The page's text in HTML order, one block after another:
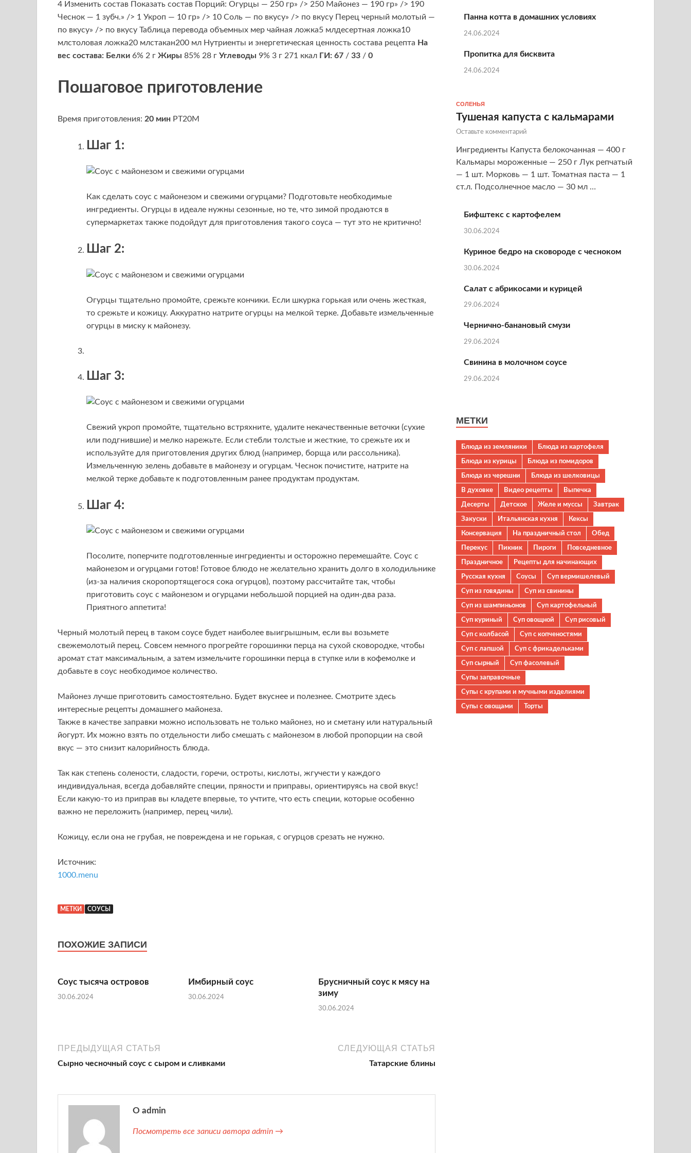
4 Изменить состав Показать состав Порций: Огурцы — 250 гр» /> 250 Майонез — 190 гр» /> 190
Чеснок — 1 зубч.» /> 1 Укроп — 10 гр» /> 10 Соль — по вкусу» /> по вкусу Перец черный молотый —
по вкусу» /> по вкусу Таблица перевода объемных мер чайная ложка5 млдесертная ложка10
млстоловая ложка20 млстакан200 мл Нутриенты и энергетическая ценность состава рецепта На
вес состава: Белки 6% 2 г Жиры 85% 28 г Углеводы 9% 3 г 271 ккал ГИ: 67 / 33 / 0
Пошаговое приготовление
Время приготовления: 20 мин PT20M
Шаг 1:
Как сделать соус с майонезом и свежими огурцами? Подготовьте необходимые
ингредиенты. Огурцы в идеале нужны сезонные, но те, что зимой продаются в
супермаркетах также подойдут для приготовления такого соуса — тут это не критично!
Шаг 2:
Огурцы тщательно промойте, срежьте кончики. Если шкурка горькая или очень жесткая,
то срежьте и кожицу. Аккуратно натрите огурцы на мелкой терке. Добавьте измельченные
огурцы в миску к майонезу.
Шаг 3:
Свежий укроп промойте, тщательно встряхните, удалите некачественные веточки (сухие
или подгнившие) и мелко нарежьте. Если стебли толстые и жесткие, то срежьте их и
используйте для приготовления других блюд (например, борща или рассольника).
Измельченную зелень добавьте в майонезу и огурцам. Чеснок почистите, натрите на
мелкой терке добавьте к подготовленным ранее продуктам продуктам.
Шаг 4:
Посолите, поперчите подготовленные ингредиенты и осторожно перемешайте. Соус с
майонезом и огурцами готов! Готовое блюдо не желательно хранить долго в холодильнике
(из-за наличия скоропортящегося сока огурцов), поэтому рассчитайте так, чтобы
приготовить соус с майонезом и огурцами небольшой порцией на один-два раза.
Приятного аппетита!
Черный молотый перец в таком соусе будет наиболее выигрышным, если вы возьмете
свежемолотый перец. Совсем немного прогрейте горошинки перца на сухой сковородке, чтобы
аромат стат максимальным, а затем измельчите горошинки перца в ступке или в кофемолке и
добавьте в соус необходимое количество.
Майонез лучше приготовить самостоятельно. Будет вкуснее и полезнее. Смотрите здесь
интересные рецепты домашнего майонеза.
Также в качестве заправки можно использовать не только майонез, но и сметану или натуральный
йогурт. Их можно взять по отдельности либо смешать с майонезом в любой пропорции на свой
вкус — это снизит калорийность блюда.
Так как степень солености, сладости, горечи, остроты, кислоты, жгучести у каждого
индивидуальная, всегда добавляйте специи, пряности и приправы, ориентируясь на свой вкус!
Если какую-то из приправ вы кладете впервые, то учтите, что есть специи, которые особенно
важно не переложить (например, перец чили).
Кожицу, если она не грубая, не повреждена и не горькая, с огурцов срезать не нужно.
Источник:
1000.menu
МЕТКИ СОУСЫ
ПОХОЖИЕ ЗАПИСИ
Соус тысяча островов
30.06.2024
Имбирный соус
30.06.2024
Брусничный соус к мясу на
зиму
30.06.2024
ПРЕДЫДУЩАЯ СТАТЬЯ
Сырно чесночный соус с сыром и сливками
СЛЕДУЮЩАЯ СТАТЬЯ
Татарские блины
О admin
Посмотреть все записи автора admin →
Панна котта в домашних условиях
24.06.2024
Пропитка для бисквита
24.06.2024
СОЛЕНЬЯ
Тушеная капуста с кальмарами
Оставьте комментарий
Ингредиенты Капуста белокочанная — 400 г
Кальмары мороженные — 250 г Лук репчатый
— 1 шт. Морковь — 1 шт. Томатная паста — 1
ст.л. Подсолнечное масло — 30 мл …
Бифштекс с картофелем
30.06.2024
Куриное бедро на сковороде с чесноком
30.06.2024
Салат с абрикосами и курицей
29.06.2024
Чернично-банановый смузи
29.06.2024
Свинина в молочном соусе
29.06.2024
МЕТКИ
Блюда из земляники
Блюда из картофеля
Блюда из курицы
Блюда из помидоров
Блюда из черешни
Блюда из шелковицы
В духовке
Видео рецепты
Выпечка
Десерты
Детское Желе и муссы
Завтрак
Закуски
Итальянская кухня
Кексы
Консервация
На праздничный стол
Обед
Перекус
Пикник Пироги
Повседневное
Праздничное
Рецепты для начинающих
Русская кухня
Соусы
Суп вермишелевый
Суп из говядины
Суп из свинины
Суп из шампиньонов
Суп картофельный
Суп куриный
Суп овощной
Суп рисовый
Суп с колбасой
Суп с копченостями
Суп с лапшой
Суп с фрикадельками
Суп сырный
Суп фасолевый
Супы заправочные
Супы с крупами и мучными изделиями
Супы с овощами
Торты